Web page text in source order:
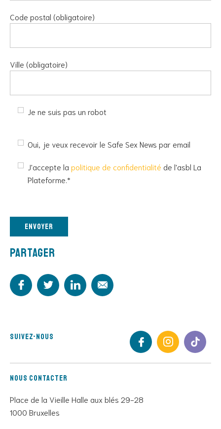
Code postal (obligatoire)
Ville (obligatoire)
Je ne suis pas un robot
Oui, je veux recevoir le Safe Sex News par email
J'accepte la politique de confidentialité de l'asbl La
Plateforme.*
laisser
ce
champ
Partager
Suivez-nous
Nous contacter
Place de la Vieille Halle aux blés 29-28
1000 Bruxelles